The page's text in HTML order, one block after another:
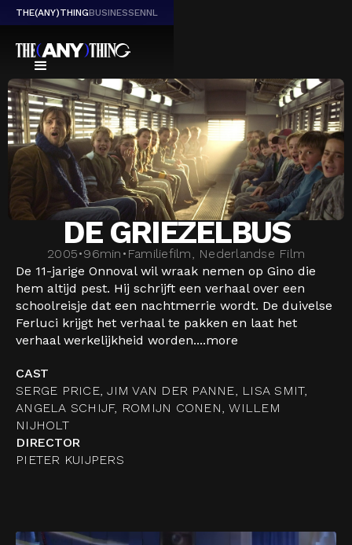
THE(ANY)THINGBUSINESSENNL
DE GRIEZELBUS
2005•96min • Familiefilm, Nederlandse Film
De 11-jarige Onnoval wil wraak nemen op Gino die
hem altijd pest. Hij schrijft een verhaal over een
schoolreisje dat een nachtmerrie wordt. De duivelse
Ferluci krijgt het verhaal te pakken en laat het
verhaal werkelijkheid worden....more
CAST
SERGE PRICE, JIM VAN DER PANNE, LISA SMIT,
ANGELA SCHIJF, ROMIJN CONEN, WILLEM
NIJHOLT
DIRECTOR
PIETER KUIJPERS